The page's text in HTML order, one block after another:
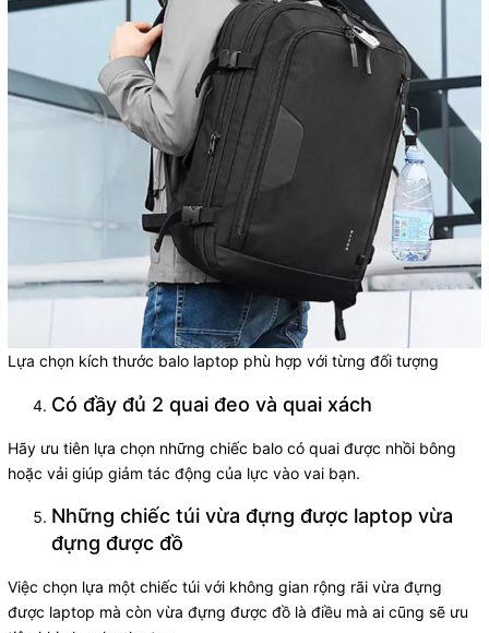
Lựa chọn kích thước balo laptop phù hợp với từng đối tượng
Có đầy đủ 2 quai đeo và quai xách
Hãy ưu tiên lựa chọn những chiếc balo có quai được nhồi bông
hoặc vải giúp giảm tác động của lực vào vai bạn.
Những chiếc túi vừa đựng được laptop vừa
đựng được đồ
Việc chọn lựa một chiếc túi với không gian rộng rãi vừa đựng
được laptop mà còn vừa đựng được đồ là điều mà ai cũng sẽ ưu